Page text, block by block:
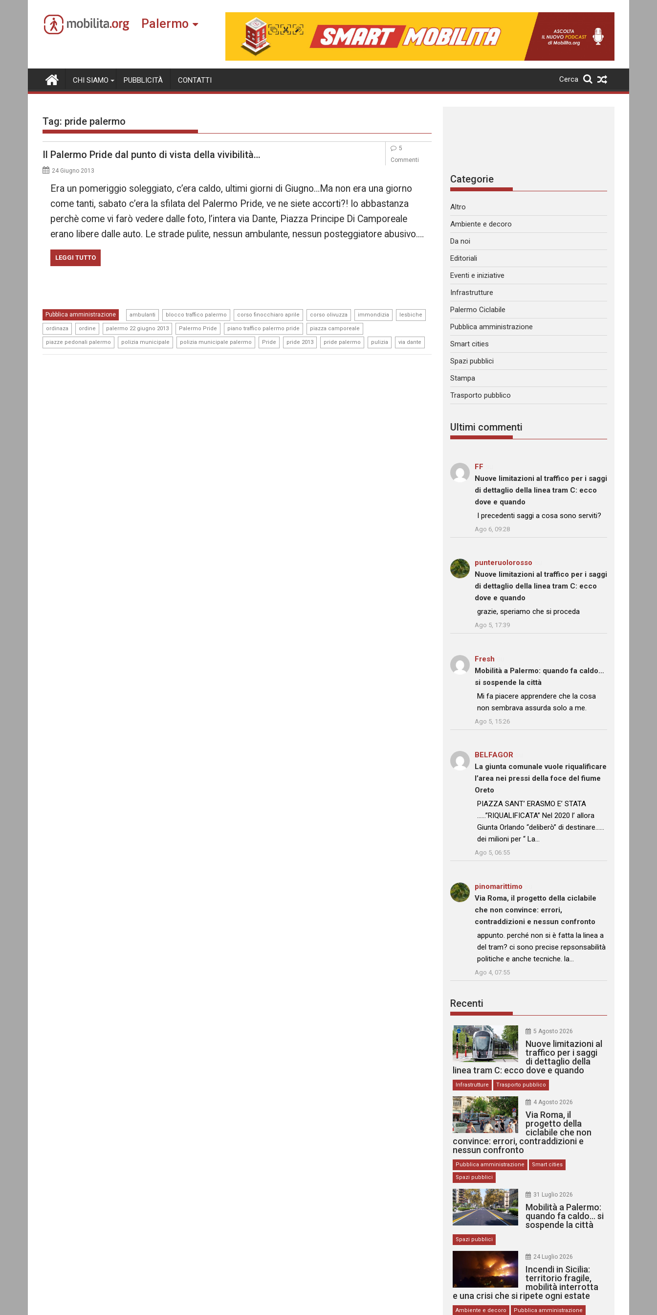
content
Palermo
CHI SIAMO PUBBLICITÀ CONTATTI Cerca
Tag: pride palermo
Il Palermo Pride dal punto di vista della vivibilità…
24 Giugno 2013
Era un pomeriggio soleggiato, c’era caldo, ultimi giorni di Giugno…Ma non era una giorno
come tanti, sabato c’era la sfilata del Palermo Pride, ve ne siete accorti?! Io abbastanza
perchè come vi farò vedere dalle foto, l’intera via Dante, Piazza Principe Di Camporeale
erano libere dalle auto. Le strade pulite, nessun ambulante, nessun posteggiatore abusivo.…
LEGGI TUTTO
Pubblica amministrazione ambulanti blocco traffico palermo corso finocchiaro aprile corso olivuzza immondizia lesbiche
ordinaza ordine palermo 22 giugno 2013 Palermo Pride piano traffico palermo pride piazza camporeale
piazze pedonali palermo polizia municipale polizia municipale palermo Pride pride 2013 pride palermo pulizia via dante
5
Commenti
Categorie
Altro
Ambiente e decoro
Da noi
Editoriali
Eventi e iniziative
Infrastrutture
Palermo Ciclabile
Pubblica amministrazione
Smart cities
Spazi pubblici
Stampa
Trasporto pubblico
Ultimi commenti
FF
Nuove limitazioni al traffico per i saggi
di dettaglio della linea tram C: ecco
dove e quando
: “I precedenti saggi a cosa sono serviti?
Ago 6, 09:28
punteruolorosso
Nuove limitazioni al traffico per i saggi
di dettaglio della linea tram C: ecco
dove e quando
: “
grazie, speriamo che si proceda
Ago 5, 17:39
Fresh
Mobilità a Palermo: quando fa caldo…
si sospende la città
: “
Mi fa piacere apprendere che la cosa
non sembrava assurda solo a me.
Ago 5, 15:26
BELFAGOR
La giunta comunale vuole riqualificare
l’area nei pressi della foce del fiume
Oreto
: “
PIAZZA SANT’ ERASMO E’ STATA
……”RIQUALIFICATA” Nel 2020 l’ allora
Giunta Orlando “deliberò” di destinare……
dei milioni per “ La…
Ago 5, 06:55
pinomarittimo
Via Roma, il progetto della ciclabile
che non convince: errori,
contraddizioni e nessun confronto
: “
appunto. perché non si è fatta la linea a
del tram? ci sono precise repsonsabilità
politiche e anche tecniche. la…
Ago 4, 07:55
Recenti
5 Agosto 2026
Nuove limitazioni al
traffico per i saggi
di dettaglio della
linea tram C: ecco dove e quando
Infrastrutture Trasporto pubblico
4 Agosto 2026
Via Roma, il
progetto della
ciclabile che non
convince: errori, contraddizioni e
nessun confronto
Pubblica amministrazione
Smart cities
Spazi pubblici
31 Luglio 2026
Mobilità a Palermo:
quando fa caldo… si
sospende la città
Spazi pubblici
24 Luglio 2026
Incendi in Sicilia:
territorio fragile,
mobilità interrotta
e una crisi che si ripete ogni estate
Ambiente e decoro Pubblica amministrazione